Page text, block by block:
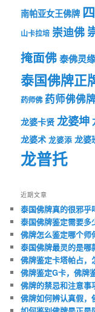
南帕亚女王佛牌
山卡拉培 崇迪佛
掩面佛泰佛灵
泰国佛牌正
药师佛 药师佛佛
龙婆卡贤 龙婆坤
龙婆术 龙婆添 龙婆
龙普托
近期文章
泰国佛牌真的很邪乎
泰国佛牌鉴定需要多
佛牌怎么鉴定哪个师
泰国佛牌最灵的是哪
佛牌鉴定卡塔帕占，
佛牌鉴定G卡，佛牌
佛牌的禁忌和注意事
佛牌如何辨认真假，